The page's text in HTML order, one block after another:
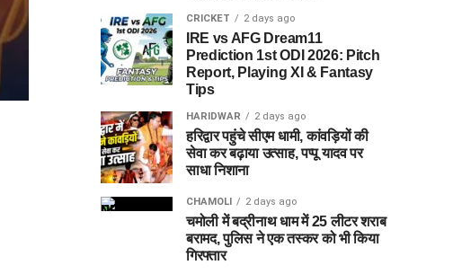
CRICKET 2 days ago
IRE vs AFG Dream11
Prediction 1st ODI 2026: Pitch
Report, Playing XI & Fantasy
Tips
HARIDWAR 2 days ago
हरिद्वार पहुंचे सीएम धामी, कांवड़ियों की
सेवा कर बढ़ाया उत्साह, पप्पू यादव पर
साधा निशाना
CHAMOLI 2 days ago
चमोली में बद्रीनाथ धाम में 25 लीटर शराब
बरामद, पुलिस ने एक तस्कर को भी किया
गिरफ्तार